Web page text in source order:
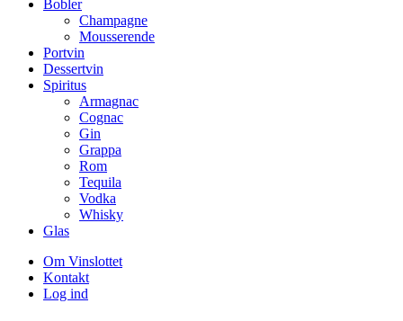
Bobler
Champagne
Mousserende
Portvin
Dessertvin
Spiritus
Armagnac
Cognac
Gin
Grappa
Rom
Tequila
Vodka
Whisky
Glas
Om Vinslottet
Kontakt
Log ind